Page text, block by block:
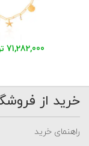
71,282,000 تومان
خرید از
راهنمای خرید